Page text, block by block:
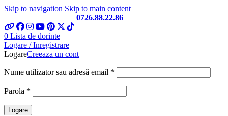
Skip to navigation Skip to main content
0726.88.22.86
0 Lista de dorinte
Logare / Inregistrare
LogareCreeaza un cont
Nume utilizator sau adresă email *
Parola *
Logare